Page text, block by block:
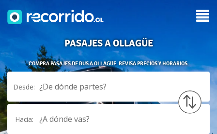
PASAJES A OLLAGÜE
COMPRA PASAJES DE BUS A OLLAGÜE. REVISA PRECIOS Y HORARIOS.
Desde: ¿De dónde partes?
Hacia: ¿A dónde vas?